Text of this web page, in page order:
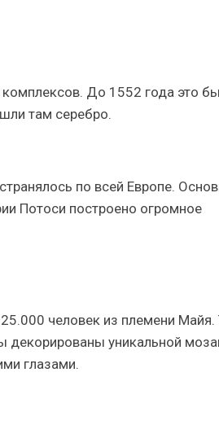
До 1552 года это
там серебро.
по всей Европе.
Потоси построено огромное
человек из племени Майя.
декорированы уникальной
глазами.